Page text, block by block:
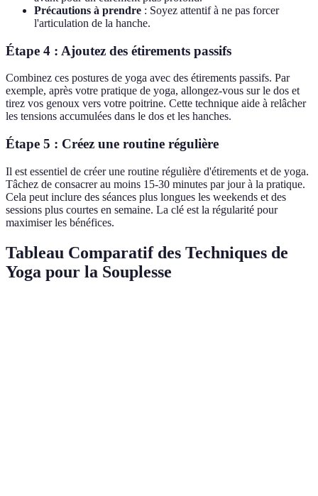
Précautions à prendre : Soyez attentif à ne pas forcer
l'articulation de la hanche.
Étape 4 : Ajoutez des étirements passifs
Combinez ces postures de yoga avec des étirements passifs. Par
exemple, après votre pratique de yoga, allongez-vous sur le dos et
tirez vos genoux vers votre poitrine. Cette technique aide à relâcher
les tensions accumulées dans le dos et les hanches.
Étape 5 : Créez une routine régulière
Il est essentiel de créer une routine régulière d'étirements et de yoga.
Tâchez de consacrer au moins 15-30 minutes par jour à la pratique.
Cela peut inclure des séances plus longues les weekends et des
sessions plus courtes en semaine. La clé est la régularité pour
maximiser les bénéfices.
Tableau Comparatif des Techniques de
Yoga pour la Souplesse